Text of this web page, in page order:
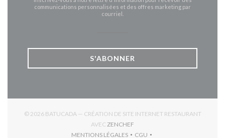
communications personnalisées et des offres marketing par
courriel.
S'ABONNER
© 2026 BATUCADA — CRÉATION DE SITE INTERNET RESTAURANT
AVEC ZENCHEF
MENTIONS LÉGALES
CGU